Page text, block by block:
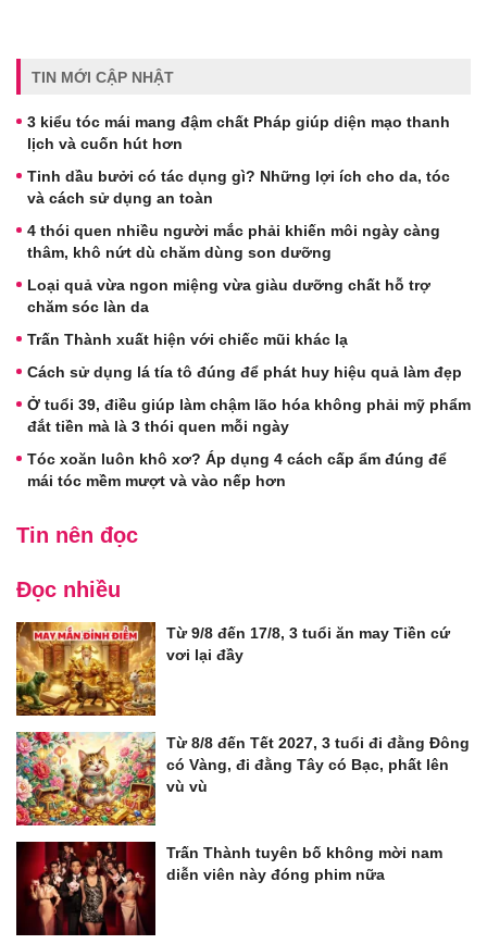
TIN MỚI CẬP NHẬT
3 kiểu tóc mái mang đậm chất Pháp giúp diện mạo thanh
lịch và cuốn hút hơn
Tinh dầu bưởi có tác dụng gì? Những lợi ích cho da, tóc
và cách sử dụng an toàn
4 thói quen nhiều người mắc phải khiến môi ngày càng
thâm, khô nứt dù chăm dùng son dưỡng
Loại quả vừa ngon miệng vừa giàu dưỡng chất hỗ trợ
chăm sóc làn da
Trấn Thành xuất hiện với chiếc mũi khác lạ
Cách sử dụng lá tía tô đúng để phát huy hiệu quả làm đẹp
Ở tuổi 39, điều giúp làm chậm lão hóa không phải mỹ phẩm
đắt tiền mà là 3 thói quen mỗi ngày
Tóc xoăn luôn khô xơ? Áp dụng 4 cách cấp ẩm đúng để
mái tóc mềm mượt và vào nếp hơn
Tin nên đọc
Đọc nhiều
Từ 9/8 đến 17/8, 3 tuổi ăn may Tiền cứ
vơi lại đầy
Từ 8/8 đến Tết 2027, 3 tuổi đi đằng Đông
có Vàng, đi đằng Tây có Bạc, phất lên
vù vù
Trấn Thành tuyên bố không mời nam
diễn viên này đóng phim nữa